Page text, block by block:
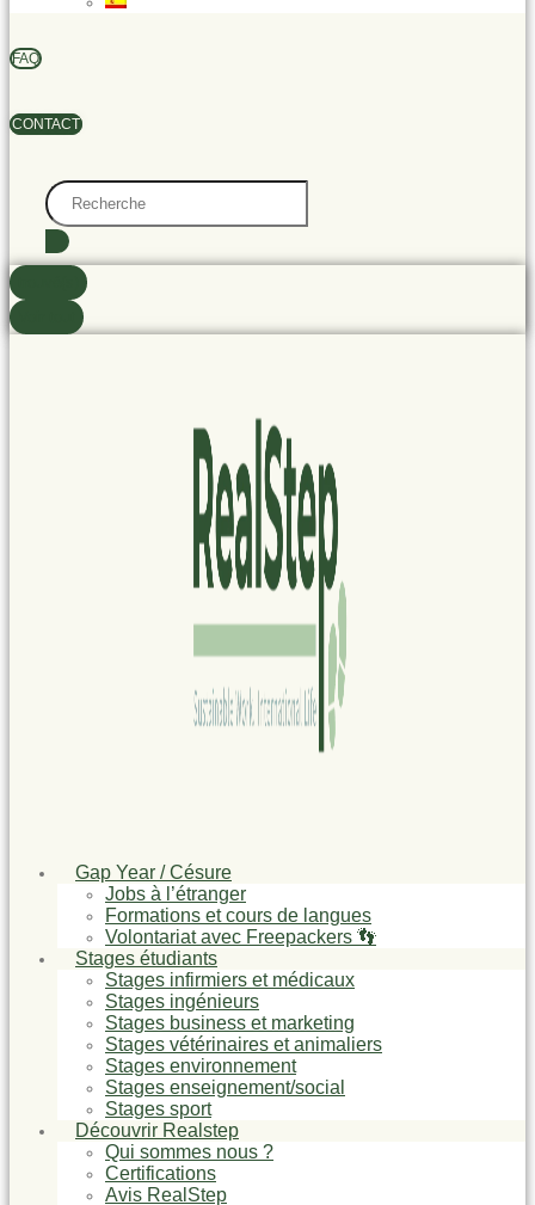
FAQ
CONTACT
Search
...
Gap Year / Césure
Jobs à l’étranger
Formations et cours de langues
Volontariat avec Freepackers 👣
Stages étudiants
Stages infirmiers et médicaux
Stages ingénieurs
Stages business et marketing
Stages vétérinaires et animaliers
Stages environnement
Stages enseignement/social
Stages sport
Découvrir Realstep
Qui sommes nous ?
Certifications
Avis RealStep